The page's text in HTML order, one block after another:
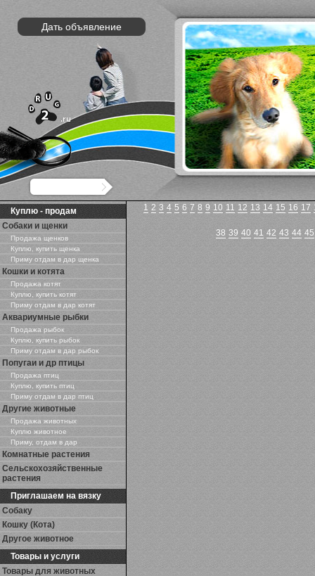
Дать объявление
1 2 3 4 5 6 7 8 9 10 11 12 13 14 15 16 17
38 39 40 41 42 43 44 45
Куплю - продам
Собаки и щенки
Продажа щенков
Куплю, купить щенка
Приму отдам в дар щенка
Кошки и котята
Продажа котят
Куплю, купить котят
Приму отдам в дар котят
Аквариумные рыбки
Продажа рыбок
Куплю, купить рыбок
Приму отдам в дар рыбок
Попугаи и др птицы
Продажа птиц
Куплю, купить птиц
Приму отдам в дар птиц
Другие животные
Продажа животных
Куплю животное
Приму, отдам в дар
Комнатные растения
Сельскохозяйственные
растения
Приглашаем на вязку
Собаку
Кошку (Кота)
Другое животное
Товары и услуги
Товары для животных